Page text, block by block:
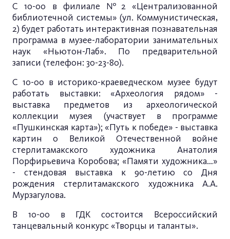
С 10-00 в филиале №2 «Централизованной
библиотечной системы» (ул. Коммунистическая,
2) будет работать интерактивная познавательная
программа в музее-лаборатории занимательных
наук «Ньютон-Лаб». По предварительной
записи (телефон: 30-23-80).
С 10-00 в историко-краеведческом музее будут
работать выставки: «Археология рядом» -
выставка предметов из археологической
коллекции музея (участвует в программе
«Пушкинская карта»); «Путь к победе» - выставка
картин о Великой Отечественной войне
стерлитамакского художника Анатолия
Порфирьевича Коробова; «Памяти художника…»
- стендовая выставка к 90-летию со Дня
рождения стерлитамакского художника А.А.
Мурзагулова.
В 10-00 в ГДК состоится Всероссийский
танцевальный конкурс «Творцы и таланты».